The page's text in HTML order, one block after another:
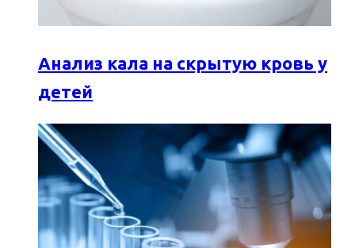
Анализ кала на скрытую кровь у
детей